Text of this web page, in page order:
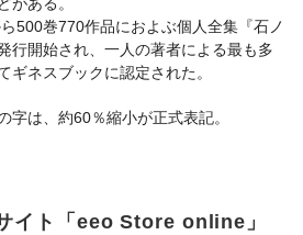
がある。
500巻770作品におよぶ個人全集『石ノ
行開始され、一人の著者による最も多
ギネスブックに認定された。
は、約60％縮小が正式表記。
イト「eeo Store online」